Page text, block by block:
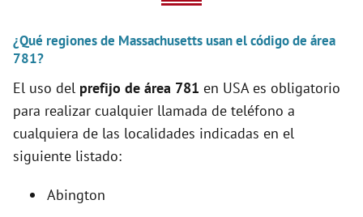
i
d
e
¿Qué regiones de Massachusetts usan el código de área
781?
El uso del prefijo de área 781 en USA es obligatorio
para realizar cualquier llamada de teléfono a
cualquiera de las localidades indicadas en el
siguiente listado:
Abington